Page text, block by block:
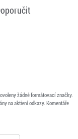
žádné formátovací značky.
na aktivní odkazy. Komentáře